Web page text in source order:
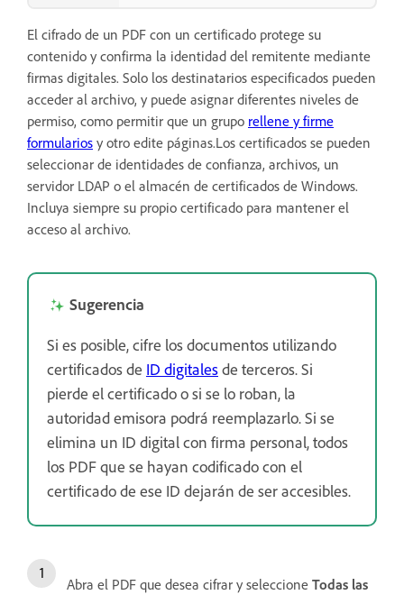
El cifrado de un PDF con un certificado protege su
contenido y confirma la identidad del remitente mediante
firmas digitales. Solo los destinatarios especificados pueden
acceder al archivo, y puede asignar diferentes niveles de
permiso, como permitir que un grupo rellene y firme
formularios y otro edite páginas.Los certificados se pueden
seleccionar de identidades de confianza, archivos, un
servidor LDAP o el almacén de certificados de Windows.
Incluya siempre su propio certificado para mantener el
acceso al archivo.
Sugerencia
Si es posible, cifre los documentos utilizando
certificados de ID digitalesde terceros. Si
pierde el certificado o si se lo roban, la
autoridad emisora podrá reemplazarlo. Si se
elimina un ID digital con firma personal, todos
los PDF que se hayan codificado con el
certificado de ese ID dejarán de ser accesibles.
Abra el PDF que desea cifrar y seleccione Todas las